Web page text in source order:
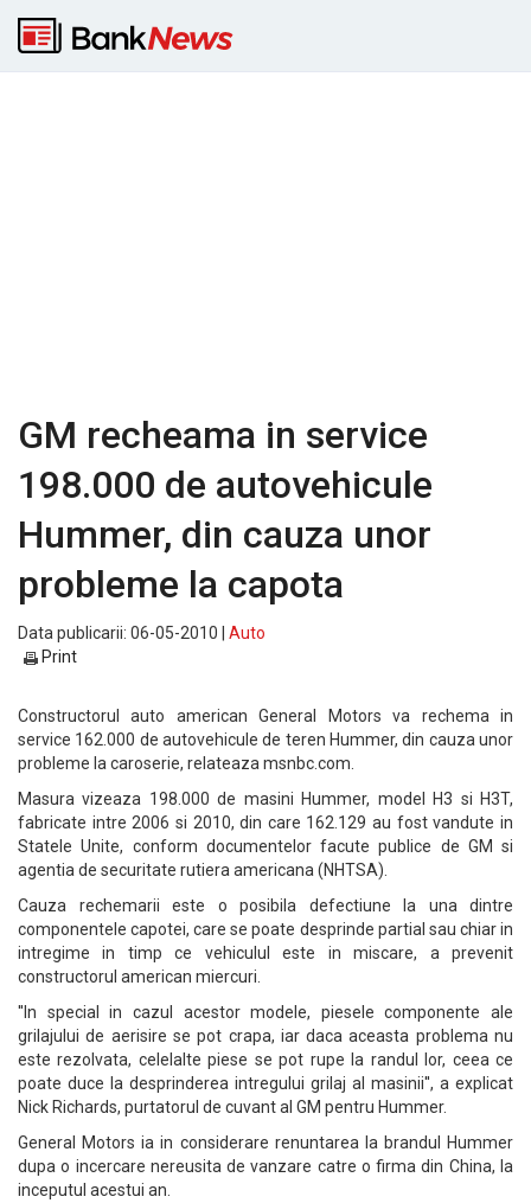
GM recheama in service
198.000 de autovehicule
Hummer, din cauza unor
probleme la capota
Data publicarii: 06-05-2010 | Auto
Print
Constructorul auto american General Motors va rechema in
service 162.000 de autovehicule de teren Hummer, din cauza unor
probleme la caroserie, relateaza msnbc.com.
Masura vizeaza 198.000 de masini Hummer, model H3 si H3T,
fabricate intre 2006 si 2010, din care 162.129 au fost vandute in
Statele Unite, conform documentelor facute publice de GM si
agentia de securitate rutiera americana (NHTSA).
Cauza rechemarii este o posibila defectiune la una dintre
componentele capotei, care se poate desprinde partial sau chiar in
intregime in timp ce vehiculul este in miscare, a prevenit
constructorul american miercuri.
''In special in cazul acestor modele, piesele componente ale
grilajului de aerisire se pot crapa, iar daca aceasta problema nu
este rezolvata, celelalte piese se pot rupe la randul lor, ceea ce
poate duce la desprinderea intregului grilaj al masinii'', a explicat
Nick Richards, purtatorul de cuvant al GM pentru Hummer.
General Motors ia in considerare renuntarea la brandul Hummer
dupa o incercare nereusita de vanzare catre o firma din China, la
inceputul acestui an.